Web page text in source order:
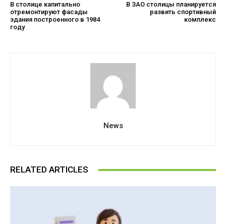
В столице капитально
отремонтируют фасады
здания построенного в 1984
году
В ЗАО столицы планируется
развить спортивный
комплекс
News
RELATED ARTICLES